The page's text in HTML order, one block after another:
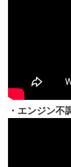
・エンジン不